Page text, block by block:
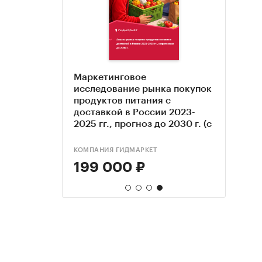
в
гг
готовой
2023-
г. (с
Маркетинговое
исследование рынка покупок
продуктов питания с
доставкой в России 2023-
2025 гг., прогноз до 2030 г. (с
КОМПАНИЯ ГИДМАРКЕТ
199 000 ₽